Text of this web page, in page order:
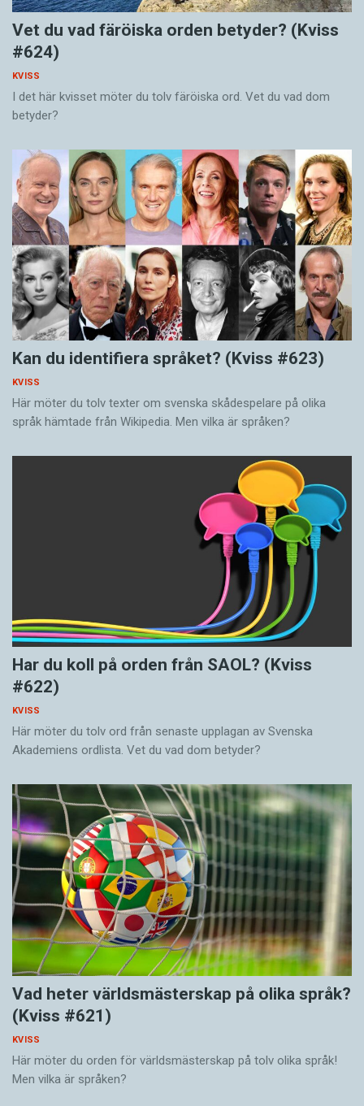
Vet du vad färöiska orden betyder? (Kviss
#624)
KVISS
I det här kvisset möter du tolv färöiska ord. Vet du vad dom
betyder?
Kan du identifiera språket? (Kviss #623)
KVISS
Här möter du tolv texter om svenska skådespelare på olika
språk hämtade från Wikipedia. Men vilka är språken?
Har du koll på orden från SAOL? (Kviss
#622)
KVISS
Här möter du tolv ord från senaste upplagan av Svenska
Akademiens ordlista. Vet du vad dom betyder?
Vad heter världsmästerskap på olika språk?
(Kviss #621)
KVISS
Här möter du orden för världsmästerskap på tolv olika språk!
Men vilka är språken?